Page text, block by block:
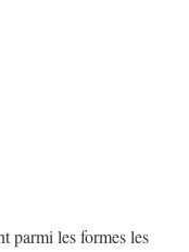
parmi les formes les